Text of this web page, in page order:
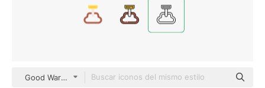
Good Ware Lineal